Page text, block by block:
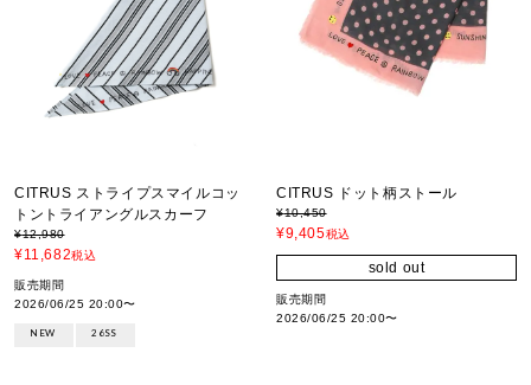
CITRUS ストライプスマイルコッ
トントライアングルスカーフ
¥12,980
¥11,682税込
販売期間
2026/06/25 20:00〜
NEW 26SS
CITRUS ドット柄ストール
¥10,450
¥9,405税込
sold out
販売期間
2026/06/25 20:00〜